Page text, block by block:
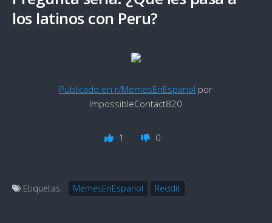
los latinos con Peru?
Publicado en r/MemesEnEspanol por
ImpossibleContact820
1 0
Etiquetas: MemesEnEspanol Reddit